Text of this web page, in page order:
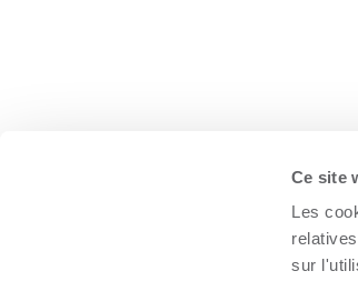
Ce site
Les
sur
Trouver une